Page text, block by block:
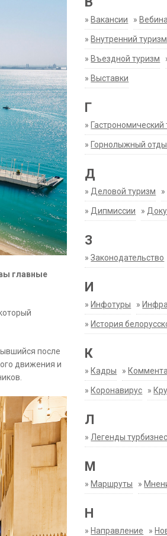
главные
после
движения и
» Вакансии »
» Внутренний туризм
» Въездной туризм
» Выставки
Г
» Гастрономический
» Горнолыжный
Д
» Деловой туризм »
» Дипмиссии »
З
»Законодательство
И
» Инфотуры »
» История
К
» Кадры »
» Коронавирус »
Л
» Легенды
М
» Маршруты »
Н
» Направление »